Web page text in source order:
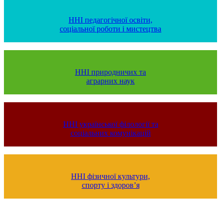
ННІ педагогічної освіти,
соціальної роботи і мистецтва
ННІ природничих та
аграрних наук
ННІ української філології та
соціальних комунікацій
ННІ фізичної культури,
спорту і здоров’я